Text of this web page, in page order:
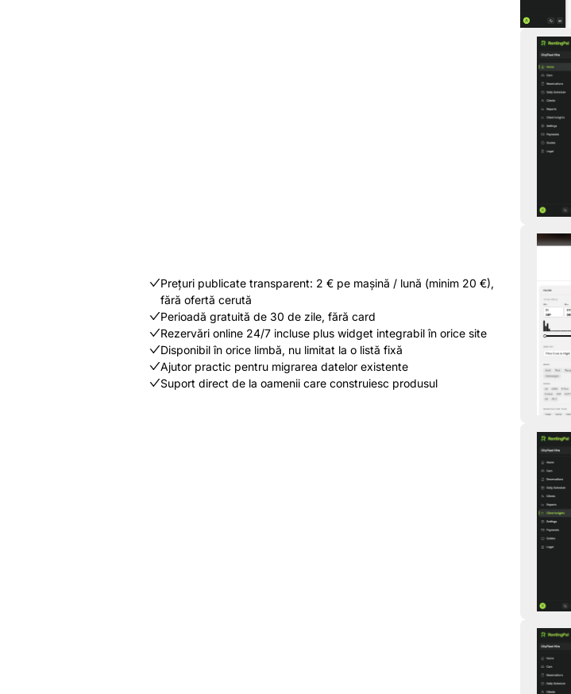
Prețuri publicate transparent: 2 € pe mașină / lună (minim 20 €),
fără ofertă cerută
Perioadă gratuită de 30 de zile, fără card
Rezervări online 24/7 incluse plus widget integrabil în orice site
Disponibil în orice limbă, nu limitat la o listă fixă
Ajutor practic pentru migrarea datelor existente
Suport direct de la oamenii care construiesc produsul